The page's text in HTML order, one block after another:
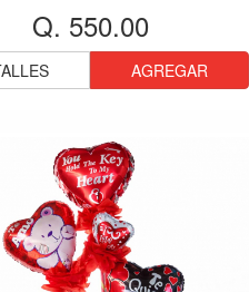
Q. 550.00
AGREGAR